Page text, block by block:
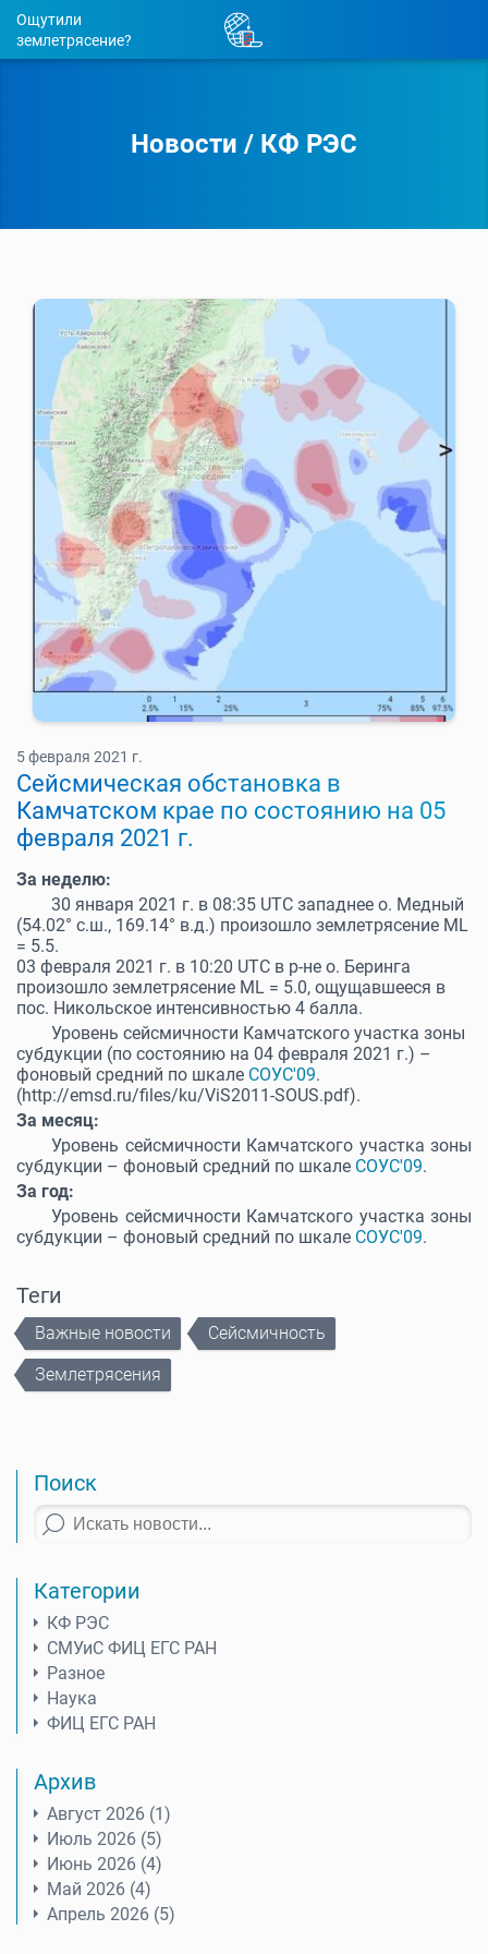
Ощутили
землетрясение?
Новости / КФ РЭС
5 февраля 2021 г.
Cейсмическая обстановка в
Камчатском крае по состоянию на 05
февраля 2021 г.
За неделю:
30 января 2021 г. в 08:35 UTC западнее о. Медный
(54.02° с.ш., 169.14° в.д.) произошло землетрясение ML
= 5.5.
03 февраля 2021 г. в 10:20 UTC в р-не о. Беринга
произошло землетрясение ML = 5.0, ощущавшееся в
пос. Никольское интенсивностью 4 балла.
Уровень сейсмичности Камчатского участка зоны
субдукции (по состоянию на 04 февраля 2021 г.) –
фоновый средний по шкале СОУС'09.
(http://emsd.ru/files/ku/ViS2011-SOUS.pdf).
За месяц:
Уровень сейсмичности Камчатского участка зоны
субдукции – фоновый средний по шкале СОУС'09.
За год:
Уровень сейсмичности Камчатского участка зоны
субдукции – фоновый средний по шкале СОУС'09.
Теги
Важные новости
Сейсмичность
Землетрясения
Поиск
Категории
КФ РЭС
СМУиС ФИЦ ЕГС РАН
Разное
Наука
ФИЦ ЕГС РАН
Архив
Август 2026 (1)
Июль 2026 (5)
Июнь 2026 (4)
Май 2026 (4)
Апрель 2026 (5)